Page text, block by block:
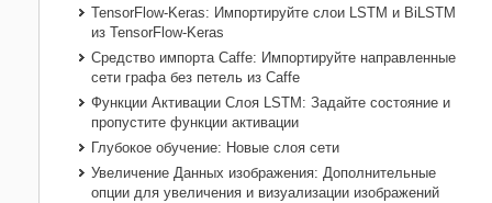
TensorFlow-Keras: Импортируйте слои LSTM и BiLSTM
из TensorFlow-Keras
Средство импорта Caffe: Импортируйте направленные
сети графа без петель из Caffe
Функции Активации Слоя LSTM: Задайте состояние и
пропустите функции активации
Глубокое обучение: Новые слоя сети
Увеличение Данных изображения: Дополнительные
опции для увеличения и визуализации изображений